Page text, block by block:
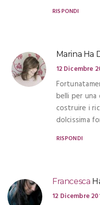
RISPONDI
Marina Ha
12 Dicembre
belli per una
costruire i
dolcissima
RISPONDI
Francesca
12 Dicembre